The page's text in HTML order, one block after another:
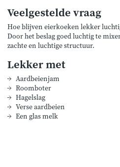
Veelgestelde vraag
Hoe blijven eierkoeken lekker
Door het beslag goed luchtig te
zachte en luchtige structuur.
Lekker met
Aardbeienjam
Roomboter
Hagelslag
Verse aardbeien
Een glas melk